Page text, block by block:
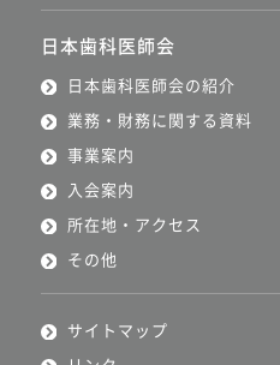
日本歯科医師会
日本歯科医師会の紹介
業務・財務に関する資料
事業案内
入会案内
所在地・アクセス
その他
サイトマップ